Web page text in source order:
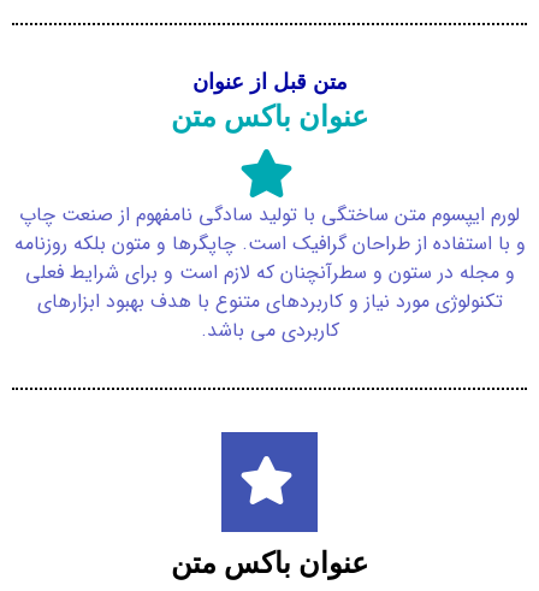
متن قبل از عنوان
عنوان باکس متن
لورم ایپسوم متن ساختگی با تولید سادگی نامفهوم از صنعت چاپ
و با استفاده از طراحان گرافیک است. چاپگرها و متون بلکه روزنامه
و مجله در ستون و سطرآنچنان که لازم است و برای شرایط فعلی
تکنولوژی مورد نیاز و کاربردهای متنوع با هدف بهبود ابزارهای
کاربردی می باشد.
عنوان باکس متن